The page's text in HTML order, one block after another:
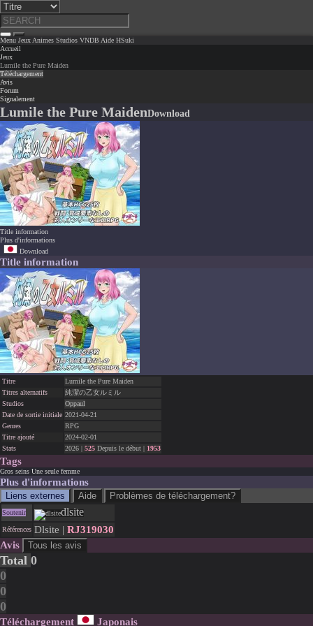
Menu Jeux Animes Studios VNDB Aide HSuki
Accueil
Jeux
Lumile the Pure Maiden
Téléchargement
Avis
Forum
Signalement
Lumile the Pure MaidenDownload
Title information
Plus d'informations
Download
Title information
Titre
Lumile the Pure Maiden
Titres alternatifs
純潔の乙女ルミル
Studios
Oppaul
Date de sortie initiale 2021-04-21
Genres
RPG
Titre ajouté
2024-02-01
Stats
2026 | 525 Depuis le début | 1953
Tags
Gros seins Une seule femme
Plus d'informations
Liens externes Aide Problèmes de téléchargement?
Soutenir dlsite
Références Dlsite | RJ319030
Avis
Tous les avis
Total 0
0
0
0
Téléchargement Japonais